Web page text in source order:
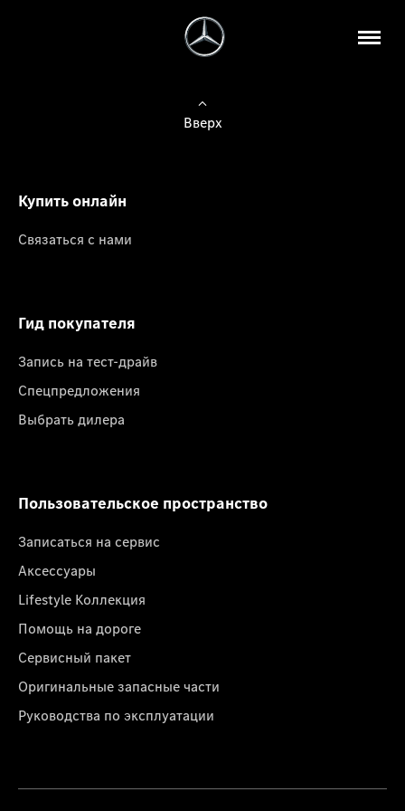
Вверх
Купить онлайн
Связаться с нами
Гид покупателя
Запись на тест-драйв
Спецпредложения
Выбрать дилера
Пользовательское пространство
Записаться на сервис
Аксессуары
Lifestyle Коллекция
Помощь на дороге
Сервисный пакет
Оригинальные запасные части
Руководства по эксплуатации